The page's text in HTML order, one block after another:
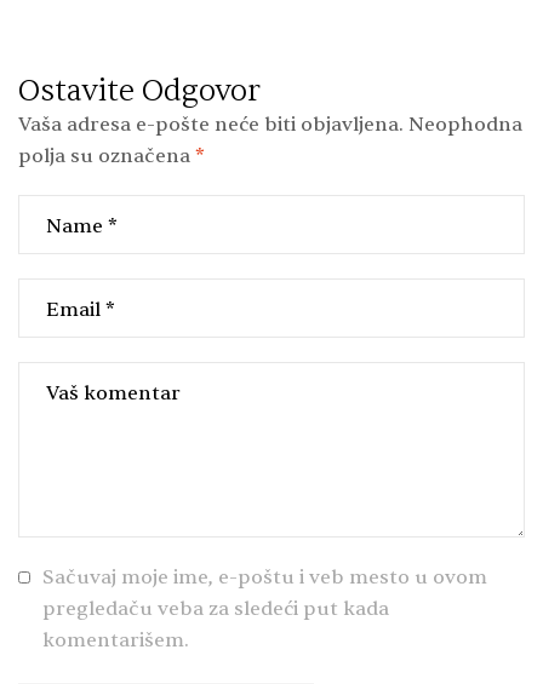
Ostavite Odgovor
Vaša adresa e-pošte neće biti objavljena. Neophodna
polja su označena *
Sačuvaj moje ime, e-poštu i veb mesto u ovom
pregledaču veba za sledeći put kada
komentarišem.